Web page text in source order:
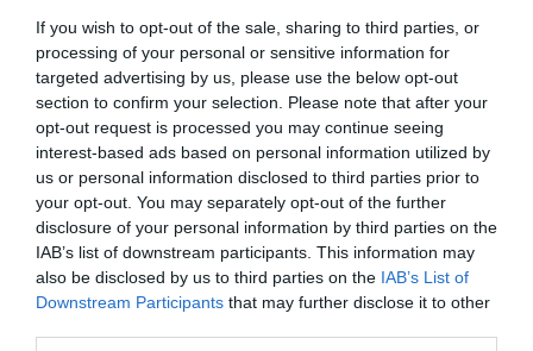
If you wish to opt-out of the sale, sharing to third parties, or
processing of your personal or sensitive information for
targeted advertising by us, please use the below opt-out
section to confirm your selection. Please note that after your
opt-out request is processed you may continue seeing
interest-based ads based on personal information utilized by
us or personal information disclosed to third parties prior to
your opt-out. You may separately opt-out of the further
disclosure of your personal information by third parties on the
IAB’s list of downstream participants. This information may
also be disclosed by us to third parties on the IAB’s List of
Downstream Participants that may further disclose it to other
Ακολούθησε το debater.gr στο Google News
και μάθετε πρώτοι όλες τις ειδήσεις
Share Tweet
ΑΔΩΝΙΣ ΓΕΩΡΓΙΑΔΗΣ ΔΡΑΜΑ
ΔΙΑΦΗΜΙΣΗ